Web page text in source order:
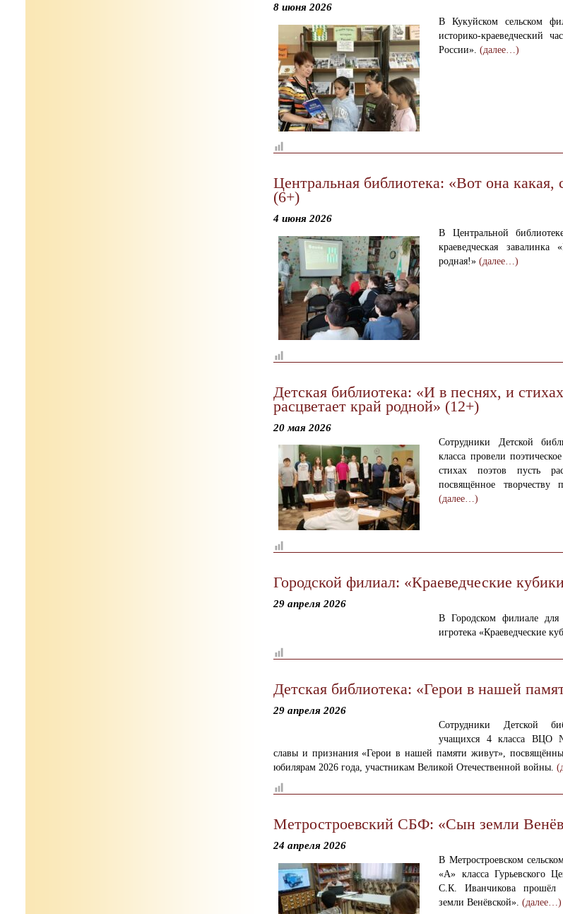
8 июня 2026
В Кукуйском сельском
историко-краеведческий
России».(далее…)
Центральная библиотека: «Вот она какая,
(6+)
4 июня 2026
В Центральной
краеведческая
родная!»(далее…)
Детская библиотека: «И в песнях, и
расцветает край родной» (12+)
20 мая 2026
Сотрудники Детской
класса провели
стихах поэтов пусть
посвящённое творчеству
(далее…)
Городской филиал: «Краеведческие
29 апреля 2026
В Городском филиале
игротека «Краеведческие
Детская библиотека: «Герои в нашей
29 апреля 2026
Сотрудники Детской
учащихся 4 класса ВЦО
славы и признания «Герои в нашей памяти живут»,
юбилярам 2026 года, участникам Великой Отечественной войны.
Метростроевский СБФ: «Сын земли
24 апреля 2026
В Метростроевском
«А» класса Гурьевского
С.К. Иванчикова прошёл
земли Венёвской».(далее…)